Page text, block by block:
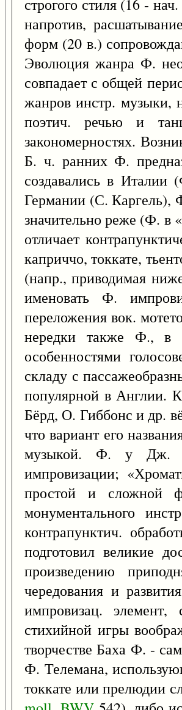
строгого стиля (16 -
напротив,
форм (20 в.)
Эволюция жанра Ф.
совпадает с общей
жанров инстр. музыки,
поэтич. речью и
закономерностях.
Б. ч. ранних Ф.
создавались в
Германии (С. Каргель),
значительно реже (Ф. в
отличает
каприччо, токкате,
(напр., приводимая
именовать Ф.
переложения вок.
нередки также Ф., в
особенностями
складу с
популярной в Англии.
Бёрд, О. Гиббонс и др.
что вариант его
музыкой. Ф. у Дж.
импровизации;
простой и сложной
монументального
контрапунктич.
подготовил великие
произведению
чередования и
импровизац. элемент,
стихийной игры
творчестве Баха Ф. -
Ф. Телемана,
токкате или прелюдии